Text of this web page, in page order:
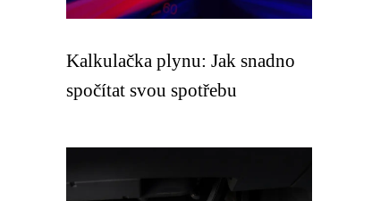
Kalkulačka plynu: Jak snadno
spočítat svou spotřebu